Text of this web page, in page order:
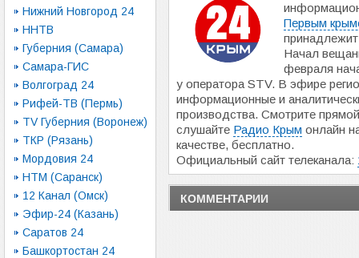
Нижний Новгород 24
ННТВ
Губерния (Самара)
Самара-ГИС
Волгоград 24
Рифей-ТВ (Пермь)
TV Губерния (Воронеж)
ТКР (Рязань)
Мордовия 24
НТМ (Саранск)
12 Канал (Омск)
Эфир-24 (Казань)
Саратов 24
Башкортостан 24
Первым
Начал
февраля
у оператора STV. В эфире
информационные и
производства. Смотрите
слушайте Радио Крым онлайн
качестве, бесплатно.
Официальный сайт телеканала:
КОММЕНТАРИИ